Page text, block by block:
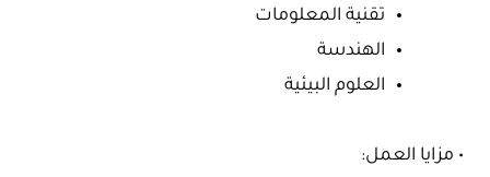
تقنية المعلومات
الهندسة
العلوم البيئية
• مزايا العمل: